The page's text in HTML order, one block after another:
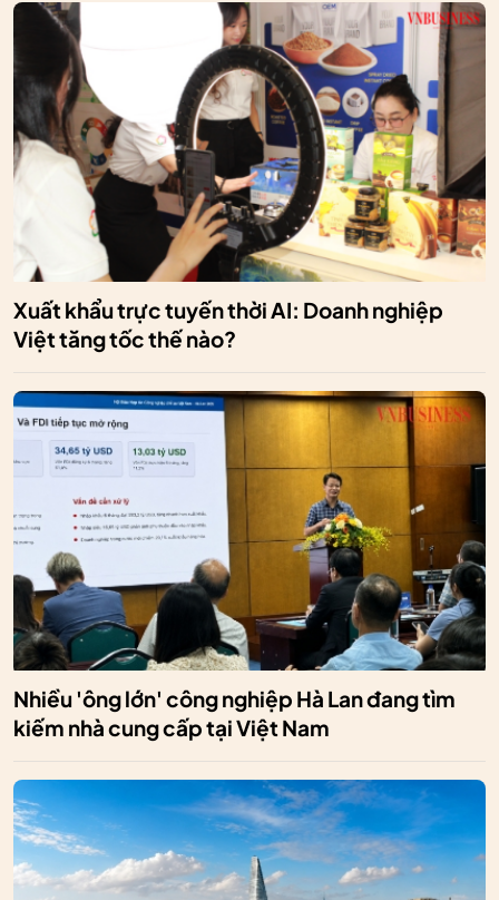
Xuất khẩu trực tuyến thời AI: Doanh nghiệp
Việt tăng tốc thế nào?
Nhiều 'ông lớn' công nghiệp Hà Lan đang tìm
kiếm nhà cung cấp tại Việt Nam